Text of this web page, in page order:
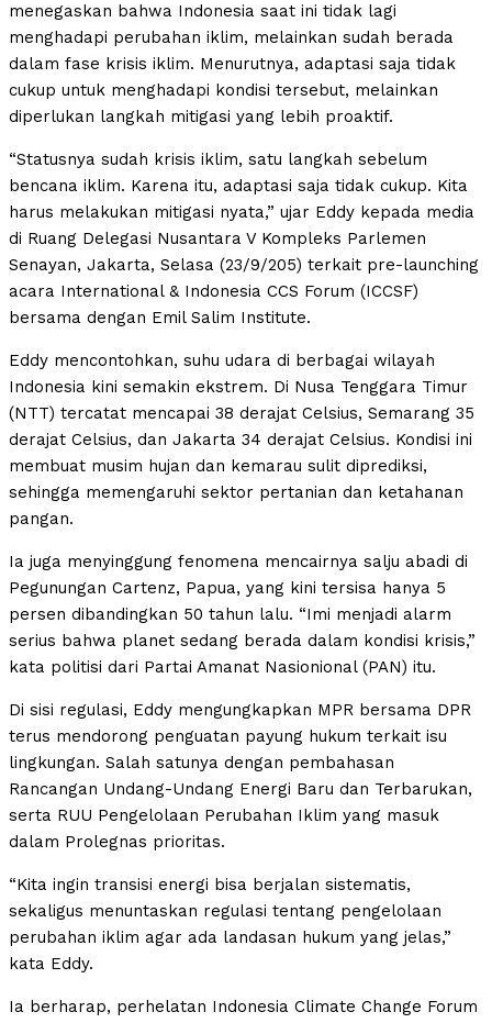
menegaskan bahwa Indonesia saat ini tidak lagi
menghadapi perubahan iklim, melainkan sudah berada
dalam fase krisis iklim. Menurutnya, adaptasi saja tidak
cukup untuk menghadapi kondisi tersebut, melainkan
diperlukan langkah mitigasi yang lebih proaktif.
“Statusnya sudah krisis iklim, satu langkah sebelum
bencana iklim. Karena itu, adaptasi saja tidak cukup. Kita
harus melakukan mitigasi nyata,” ujar Eddy kepada media
di Ruang Delegasi Nusantara V Kompleks Parlemen
Senayan, Jakarta, Selasa (23/9/205) terkait pre-launching
acara International & Indonesia CCS Forum (ICCSF)
bersama dengan Emil Salim Institute.
Eddy mencontohkan, suhu udara di berbagai wilayah
Indonesia kini semakin ekstrem. Di Nusa Tenggara Timur
(NTT) tercatat mencapai 38 derajat Celsius, Semarang 35
derajat Celsius, dan Jakarta 34 derajat Celsius. Kondisi ini
membuat musim hujan dan kemarau sulit diprediksi,
sehingga memengaruhi sektor pertanian dan ketahanan
pangan.
Ia juga menyinggung fenomena mencairnya salju abadi di
Pegunungan Cartenz, Papua, yang kini tersisa hanya 5
persen dibandingkan 50 tahun lalu. “Imi menjadi alarm
serius bahwa planet sedang berada dalam kondisi krisis,”
kata politisi dari Partai Amanat Nasionional (PAN) itu.
Di sisi regulasi, Eddy mengungkapkan MPR bersama DPR
terus mendorong penguatan payung hukum terkait isu
lingkungan. Salah satunya dengan pembahasan
Rancangan Undang-Undang Energi Baru dan Terbarukan,
serta RUU Pengelolaan Perubahan Iklim yang masuk
dalam Prolegnas prioritas.
“Kita ingin transisi energi bisa berjalan sistematis,
sekaligus menuntaskan regulasi tentang pengelolaan
perubahan iklim agar ada landasan hukum yang jelas,”
kata Eddy.
Ia berharap, perhelatan Indonesia Climate Change Forum